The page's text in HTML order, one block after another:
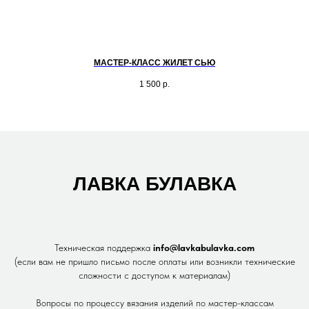
МАСТЕР-КЛАСС ЖИЛЕТ СЬЮ
1 500 р.
ЛАВКА БУЛАВКА
Техническая поддержка info@lavkabulavka.com
(если вам не пришло письмо после оплаты или возникли технические
сложности с доступом к материалам)
Вопросы по процессу вязания изделий по мастер-классам